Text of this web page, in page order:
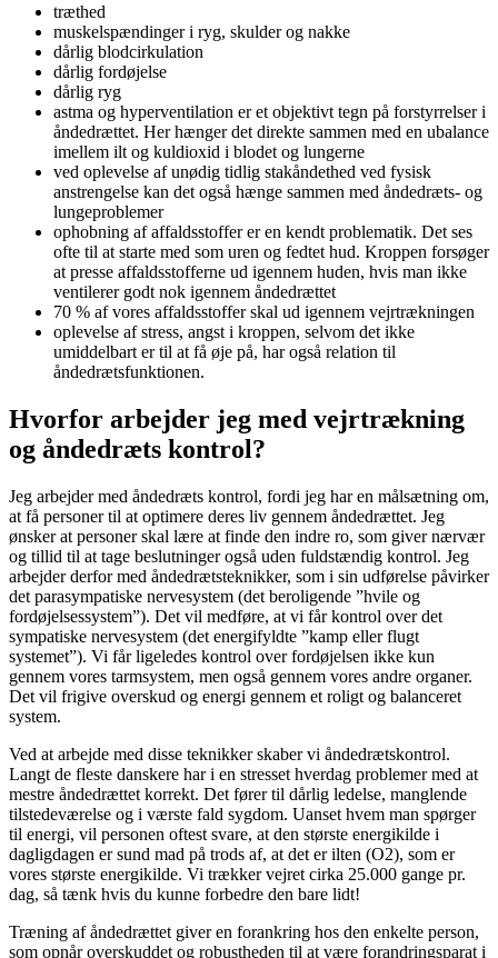
træthed
muskelspændinger i ryg, skulder og nakke
dårlig blodcirkulation
dårlig fordøjelse
dårlig ryg
astma og hyperventilation er et objektivt tegn på forstyrrelser i
åndedrættet. Her hænger det direkte sammen med en ubalance
imellem ilt og kuldioxid i blodet og lungerne
ved oplevelse af unødig tidlig stakåndethed ved fysisk
anstrengelse kan det også hænge sammen med åndedræts- og
lungeproblemer
ophobning af affaldsstoffer er en kendt problematik. Det ses
ofte til at starte med som uren og fedtet hud. Kroppen forsøger
at presse affaldsstofferne ud igennem huden, hvis man ikke
ventilerer godt nok igennem åndedrættet
70 % af vores affaldsstoffer skal ud igennem vejrtrækningen
oplevelse af stress, angst i kroppen, selvom det ikke
umiddelbart er til at få øje på, har også relation til
åndedrætsfunktionen.
Hvorfor arbejder jeg med vejrtrækning
og åndedræts kontrol?
Jeg arbejder med åndedræts kontrol, fordi jeg har en målsætning om,
at få personer til at optimere deres liv gennem åndedrættet. Jeg
ønsker at personer skal lære at finde den indre ro, som giver nærvær
og tillid til at tage beslutninger også uden fuldstændig kontrol. Jeg
arbejder derfor med åndedrætsteknikker, som i sin udførelse påvirker
det parasympatiske nervesystem (det beroligende ”hvile og
fordøjelsessystem”). Det vil medføre, at vi får kontrol over det
sympatiske nervesystem (det energifyldte ”kamp eller flugt
systemet”). Vi får ligeledes kontrol over fordøjelsen ikke kun
gennem vores tarmsystem, men også gennem vores andre organer.
Det vil frigive overskud og energi gennem et roligt og balanceret
system.
Ved at arbejde med disse teknikker skaber vi åndedrætskontrol.
Langt de fleste danskere har i en stresset hverdag problemer med at
mestre åndedrættet korrekt. Det fører til dårlig ledelse, manglende
tilstedeværelse og i værste fald sygdom. Uanset hvem man spørger
til energi, vil personen oftest svare, at den største energikilde i
dagligdagen er sund mad på trods af, at det er ilten (O2), som er
vores største energikilde. Vi trækker vejret cirka 25.000 gange pr.
dag, så tænk hvis du kunne forbedre den bare lidt!
Træning af åndedrættet giver en forankring hos den enkelte person,
som opnår overskuddet og robustheden til at være forandringsparat i